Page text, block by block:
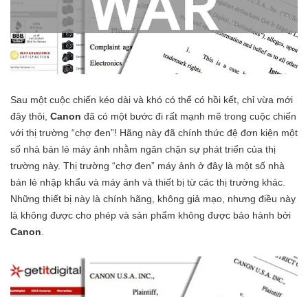
Sau một cuộc chiến kéo dài và khó có thể có hồi kết, chỉ vừa mới
đây thôi, Canon đã có một bước đi rất mạnh mẽ trong cuộc chiến
với thị trường “chợ đen”! Hãng này đã chính thức đệ đơn kiện một
số nhà bán lẻ máy ảnh nhằm ngăn chặn sự phát triển của thị
trường này. Thị trường “chợ đen” máy ảnh ở đây là một số nhà
bán lẻ nhập khẩu và máy ảnh và thiết bị từ các thị trường khác.
Những thiết bị này là chính hãng, không giả mạo, nhưng điều này
là không được cho phép và sản phẩm không được bảo hành bởi
Canon